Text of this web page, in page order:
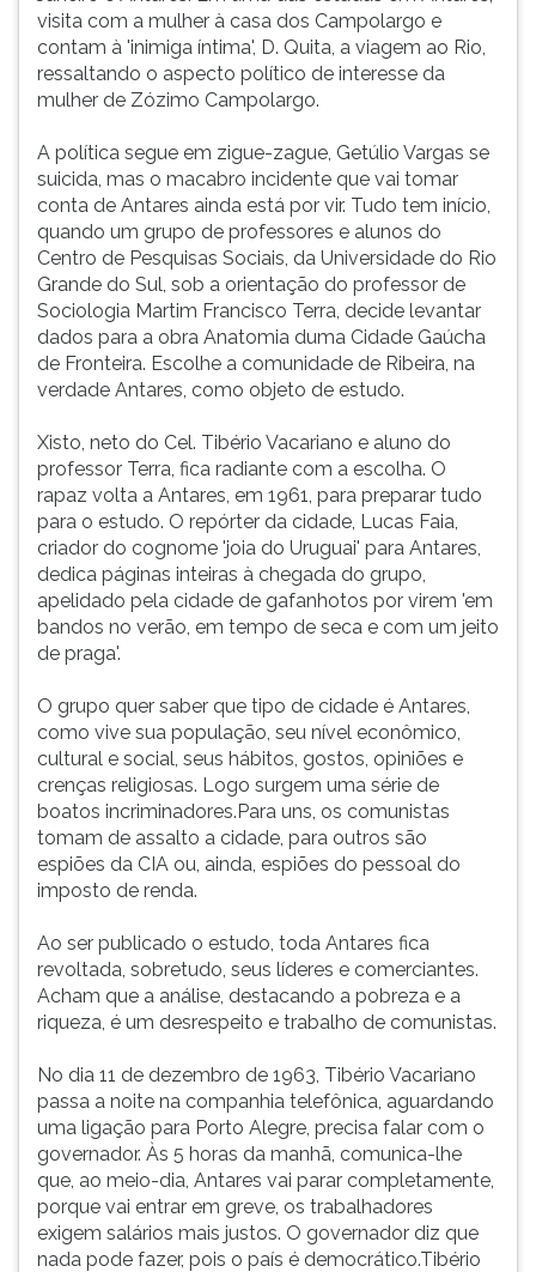
visita com a mulher à casa dos Campolargo e
contam à 'inimiga íntima', D. Quita, a viagem ao Rio,
ressaltando o aspecto político de interesse da
mulher de Zózimo Campolargo.
A política segue em zigue-zague, Getúlio Vargas se
suicida, mas o macabro incidente que vai tomar
conta de Antares ainda está por vir. Tudo tem início,
quando um grupo de professores e alunos do
Centro de Pesquisas Sociais, da Universidade do Rio
Grande do Sul, sob a orientação do professor de
Sociologia Martim Francisco Terra, decide levantar
dados para a obra Anatomia duma Cidade Gaúcha
de Fronteira. Escolhe a comunidade de Ribeira, na
verdade Antares, como objeto de estudo.
Xisto, neto do Cel. Tibério Vacariano e aluno do
professor Terra, fica radiante com a escolha. O
rapaz volta a Antares, em 1961, para preparar tudo
para o estudo. O repórter da cidade, Lucas Faia,
criador do cognome 'joia do Uruguai' para Antares,
dedica páginas inteiras à chegada do grupo,
apelidado pela cidade de gafanhotos por virem 'em
bandos no verão, em tempo de seca e com um jeito
de praga'.
O grupo quer saber que tipo de cidade é Antares,
como vive sua população, seu nível econômico,
cultural e social, seus hábitos, gostos, opiniões e
crenças religiosas. Logo surgem uma série de
boatos incriminadores.Para uns, os comunistas
tomam de assalto a cidade, para outros são
espiões da CIA ou, ainda, espiões do pessoal do
imposto de renda.
Ao ser publicado o estudo, toda Antares fica
revoltada, sobretudo, seus líderes e comerciantes.
Acham que a análise, destacando a pobreza e a
riqueza, é um desrespeito e trabalho de comunistas.
No dia 11 de dezembro de 1963, Tibério Vacariano
passa a noite na companhia telefônica, aguardando
uma ligação para Porto Alegre, precisa falar com o
governador. Às 5 horas da manhã, comunica-lhe
que, ao meio-dia, Antares vai parar completamente,
porque vai entrar em greve, os trabalhadores
exigem salários mais justos. O governador diz que
nada pode fazer, pois o país é democrático.Tibério